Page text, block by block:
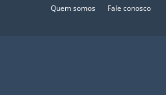
Quem somos Fale conosco